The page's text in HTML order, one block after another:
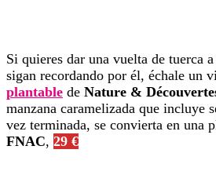
Si quieres dar una vuelta de tuerca
sigan recordando por él, échale un
plantable de Nature &
manzana caramelizada que incluye
vez terminada, se convierta en una
FNAC, 29 €